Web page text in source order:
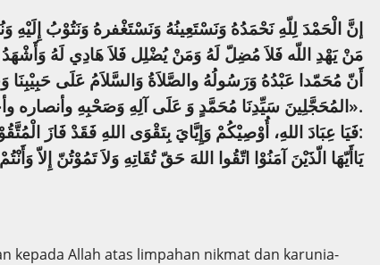
إنَّ الْحَمْدَ لِلّهِ نَحْمَدُهُ وَنَسْتَعِينُهُ وَنَسْتَغْفرهُ وَنَتُوْبُ إِلَيْهِ
مَنْ يَهْدِ اللّه فَلاَ مُضِلّ لَهُ وَمَنْ يُضْلِل فَلاَ هَادِي لَهُ وَأَشْهَدُ
أَنّ مُحَمّدا عَبْدُهُ وَرَسُولُهُ والصَّلاَةُ وَالسَّلاَمُ عَلَى حَبِيْبِنَا
المُحَجَّلِينَ سَيِّدِنَا مُحَمَّدٍ وَ عَلَى آلِهِ وَصَحْبِهِ وأنصاره وأحْبَابِه وَمَنْ تَبِعَهُ إِلَى يَوْمِ الدِّيْنِ أَمّا بَعْدُ».
فَيَا عِبَادَ اللهِ، أُوْصِيْكُمْ وَإِيَّايَ بِتَقْوَى اللهِ فَقَدْ فَازَ الْمُتَّقُوْنَ، حَيْثُ قَالَ تَبَارَكَ وَتَعَالَى فِيْ كِتَابِهِ الْعَزِيْزِ:
يَاأَيّهَا الّذَيْنَ آمَنُوْا اتّقُوا اللهَ حَقّ تُقَاتِهِ وَلاَ تَمُوْتُنّ إِلاّ
kepada Allah atas limpahan nikmat dan karunia-